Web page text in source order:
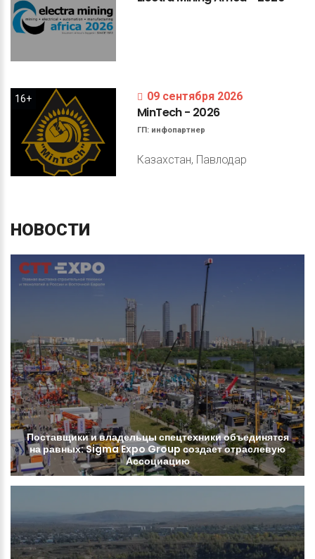
16+ 09 сентября 2026
MinTech- 2026
ГП: инфопартнер
Казахстан, Павлодар
НОВОСТИ
Поставщикиивладельцы спецтехникиобъединятся
наравных:SigmaExpo Group создаетотраслевую
Ассоциацию